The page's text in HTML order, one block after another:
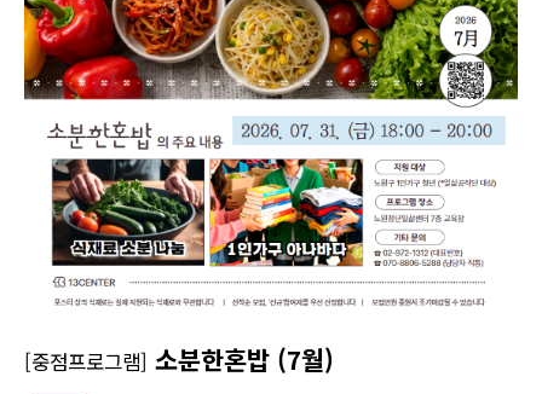
[중점프로그램] 소분한혼밥 (7월)